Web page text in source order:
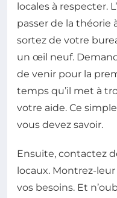
locales à respecter.
passer de la théorie
sortez de votre
un œil neuf.
de venir pour la
temps qu’il met à
votre aide. Ce
vous devez savoir.
Ensuite, contactez
locaux. Montrez-
vos besoins. Et